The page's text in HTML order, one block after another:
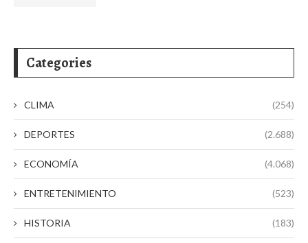
Categories
CLIMA (254)
DEPORTES (2.688)
ECONOMÍA (4.068)
ENTRETENIMIENTO (523)
HISTORIA (183)